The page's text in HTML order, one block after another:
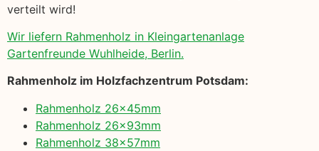
verteilt wird!
Wir liefern Rahmenholz in Kleingartenanlage
Gartenfreunde Wuhlheide, Berlin.
Rahmenholz im Holzfachzentrum Potsdam:
Rahmenholz 26x45mm
Rahmenholz 26x93mm
Rahmenholz 38x57mm